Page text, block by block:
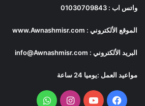
واتس اب : 01030709843
الموقع الألكتروني : www.Awnashmisr.com
البريد الألكتروني : info@Awnashmisr.com
مواعيد العمل :يوميا 24 ساعة
فيسبوكيوتيوب انستقرامواتساب